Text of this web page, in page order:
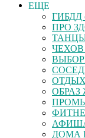
ЕЩЕ
ГИБДД
ПРО
ОТДЫХ
ДОМА